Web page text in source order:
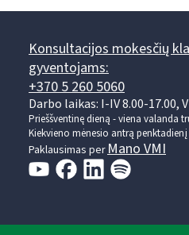
Konsultacijos mokesčių
gyventojams:
+370 5 260 5060
Darbo laikas: I-IV 8.00-17.00,
Prieššventinę dieną - viena valanda
Kiekvieno mėnesio antrą penktadienį
Paklausimas per Mano VMI